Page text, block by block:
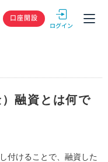
GMOクリック
口座開設
融資とは何で
付けることで、融資した